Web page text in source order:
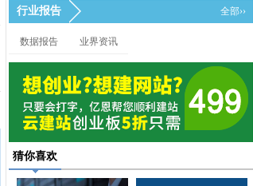
行业报告 全部››
数据报告 业界资讯
猜你喜欢